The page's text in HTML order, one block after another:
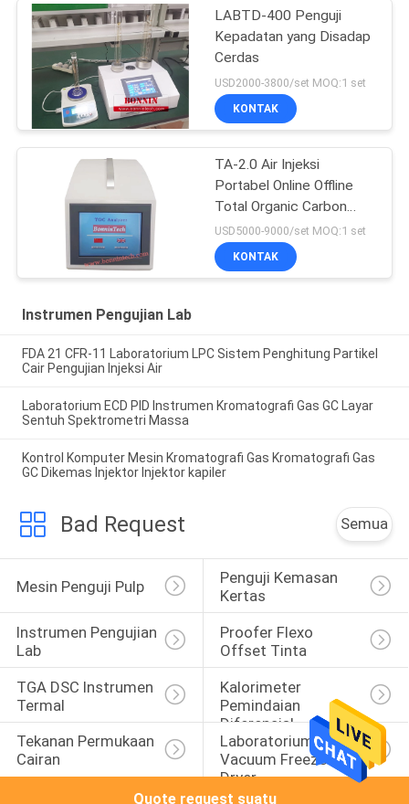
LABTD-400 Penguji
Kepadatan yang Disadap
Cerdas
USD2000-3800/set MOQ:1 set
KONTAK
TA-2.0 Air Injeksi
Portabel Online Offline
Total Organic Carbon
Analyzer TOC Tester
USD5000-9000/set MOQ:1 set
KONTAK
Instrumen Pengujian Lab
FDA 21 CFR-11 Laboratorium LPC Sistem Penghitung Partikel
Cair Pengujian Injeksi Air
Laboratorium ECD PID Instrumen Kromatografi Gas GC Layar
Sentuh Spektrometri Massa
Kontrol Komputer Mesin Kromatografi Gas Kromatografi Gas
GC Dikemas Injektor Injektor kapiler
Bad Request Semua
Mesin Penguji Pulp
Penguji Kemasan
Kertas
Instrumen Pengujian
Lab
Proofer Flexo
Offset Tinta
TGA DSC Instrumen
Termal
Kalorimeter
Pemindaian
Diferensial
Tekanan Permukaan
Cairan
Laboratorium
Vacuum Freeze
Dryer
Quote request suatu